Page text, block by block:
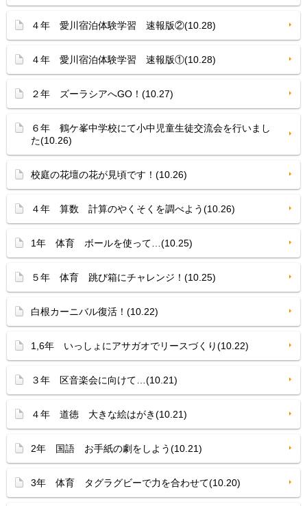
４年 愛川宿泊体験学習 速報版②(10.28)
４年 愛川宿泊体験学習 速報版①(10.28)
２年 ズーラシアへGO！(10.27)
６年 鶴ケ峯中学校にて小中児童生徒交流会を行いまし
た(10.26)
校庭の花壇の花が見頃です！(10.26)
４年 算数 計算のやくそくを調べよう(10.26)
1年 体育 ボールを使って…(10.25)
５年 体育 跳び箱にチャレンジ！(10.25)
白根カーニバル復活！(10.22)
1,6年 いっしょにアサガオでリースづくり(10.22)
３年 区音楽会に向けて…(10.21)
４年 道徳 大きな絵はがき(10.21)
2年 国語 お手紙の劇をしよう(10.21)
3年 体育 タグラグビーで力を合わせて(10.20)